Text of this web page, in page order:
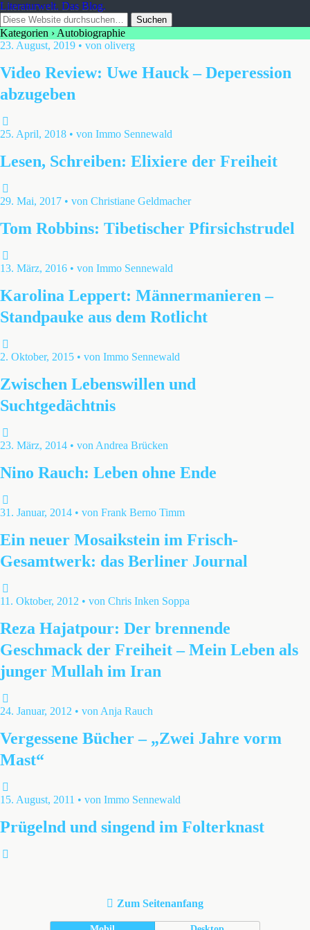
Literaturwelt. Das Blog.
Kategorien › Autobiographie
23. August, 2019 • von oliverg
Video Review: Uwe Hauck – Deperession
abzugeben
25. April, 2018 • von Immo Sennewald
Lesen, Schreiben: Elixiere der Freiheit
29. Mai, 2017 • von Christiane Geldmacher
Tom Robbins: Tibetischer Pfirsichstrudel
13. März, 2016 • von Immo Sennewald
Karolina Leppert: Männermanieren –
Standpauke aus dem Rotlicht
2. Oktober, 2015 • von Immo Sennewald
Zwischen Lebenswillen und
Suchtgedächtnis
23. März, 2014 • von Andrea Brücken
Nino Rauch: Leben ohne Ende
31. Januar, 2014 • von Frank Berno Timm
Ein neuer Mosaikstein im Frisch-
Gesamtwerk: das Berliner Journal
11. Oktober, 2012 • von Chris Inken Soppa
Reza Hajatpour: Der brennende
Geschmack der Freiheit – Mein Leben als
junger Mullah im Iran
24. Januar, 2012 • von Anja Rauch
Vergessene Bücher – „Zwei Jahre vorm
Mast“
15. August, 2011 • von Immo Sennewald
Prügelnd und singend im Folterknast
Zum Seitenanfang